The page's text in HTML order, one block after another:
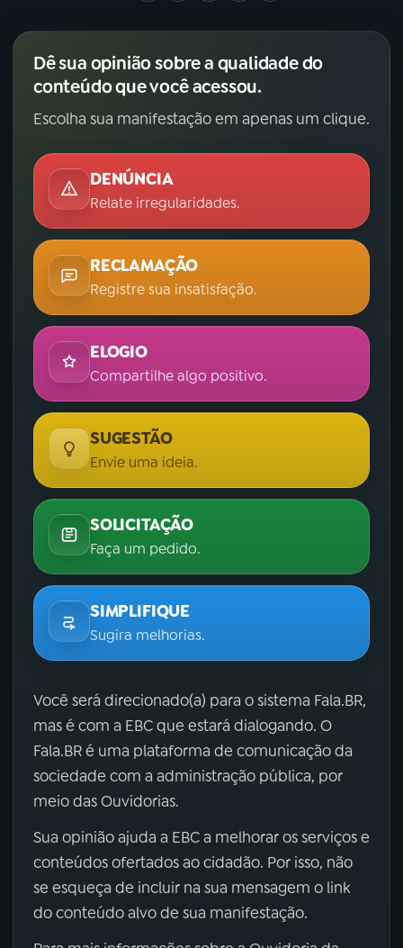
Dê sua opinião sobre a qualidade do
conteúdo que você acessou.
Escolha sua manifestação em apenas um clique.
DENÚNCIA
Relate irregularidades.
RECLAMAÇÃO
Registre sua insatisfação.
ELOGIO
Compartilhe algo positivo.
SUGESTÃO
Envie uma ideia.
SOLICITAÇÃO
Faça um pedido.
SIMPLIFIQUE
Sugira melhorias.
Você será direcionado(a) para o sistema Fala.BR,
mas é com a EBC que estará dialogando. O
Fala.BR é uma plataforma de comunicação da
sociedade com a administração pública, por
meio das Ouvidorias.
Sua opinião ajuda a EBC a melhorar os serviços e
conteúdos ofertados ao cidadão. Por isso, não
se esqueça de incluir na sua mensagem o link
do conteúdo alvo de sua manifestação.